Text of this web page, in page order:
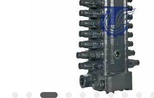
PRYWATNOŚCI